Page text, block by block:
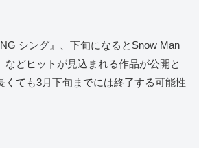
シング』、下旬になるとSnow Man
などヒットが見込まれる作品が公開と
くても3月下旬までには終了する可能性